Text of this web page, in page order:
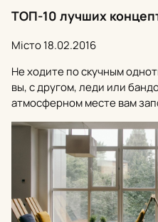
ТОП-10 лучших
Місто18.02.2016
Не ходите по скучным
вы, с другом, леди или
атмосферном месте вам